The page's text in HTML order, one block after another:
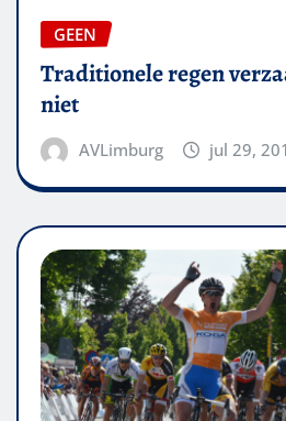
GEEN
Traditionele regen
niet
AVLimburg jul 29,